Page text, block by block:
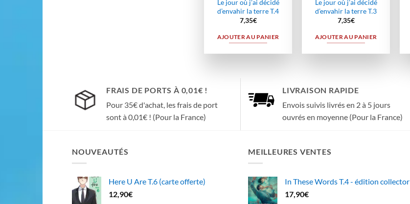
Le jour où j’ai décidé
d’envahir la terre T.4
7,35€
AJOUTER AU PANIER
Le jour où j’ai décidé
d’envahir la terre T.3
7,35€
AJOUTER AU PANIER
FRAIS DE PORTS À 0,01€ !
Pour 35€ d'achat, les frais de port
sont à 0,01€ ! (Pour la France)
LIVRAISON RAPIDE
Envois suivis livrés en 2 à 5 jours
ouvrés en moyenne (Pour la France)
NOUVEAUTÉS
Here U Are T.6 (carte offerte)
12,90€
MEILLEURES VENTES
In These Words T.4 - édition collector
17,90€